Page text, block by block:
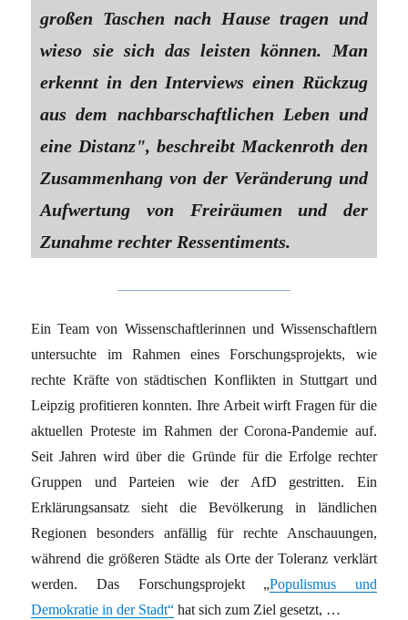
großen Taschen nach Hause tragen und
wieso sie sich das leisten können. Man
erkennt in den Interviews einen Rückzug
aus dem nachbarschaftlichen Leben und
eine Distanz", beschreibt Mackenroth den
Zusammenhang von der Veränderung und
Aufwertung von Freiräumen und der
Zunahme rechter Ressentiments.
Ein Team von Wissenschaftlerinnen und Wissenschaftlern
untersuchte im Rahmen eines Forschungsprojekts, wie
rechte Kräfte von städtischen Konflikten in Stuttgart und
Leipzig profitieren konnten. Ihre Arbeit wirft Fragen für die
aktuellen Proteste im Rahmen der Corona-Pandemie auf.
Seit Jahren wird über die Gründe für die Erfolge rechter
Gruppen und Parteien wie der AfD gestritten. Ein
Erklärungsansatz sieht die Bevölkerung in ländlichen
Regionen besonders anfällig für rechte Anschauungen,
während die größeren Städte als Orte der Toleranz verklärt
werden. Das Forschungsprojekt „Populismus und
Demokratie in der Stadt“ hat sich zum Ziel gesetzt, …